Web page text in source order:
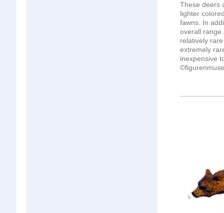
These deers
lighter
fawns. In
overall range.
relatively rare
extremely
inexpensive